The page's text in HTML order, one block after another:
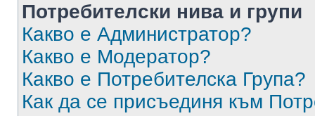
Потребителски нива и групи
Какво е Администратор?
Какво е Модератор?
Какво е Потребителска Група?
Как да се присъединя към